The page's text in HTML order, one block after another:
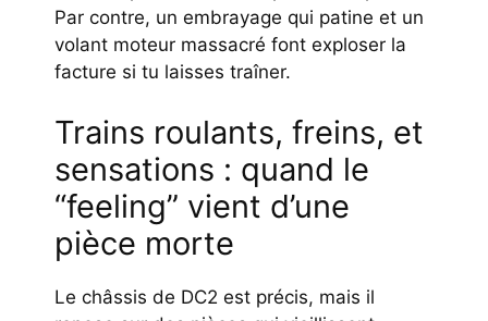
Par contre, un embrayage qui patine et un
volant moteur massacré font exploser la
facture si tu laisses traîner.
Trains roulants, freins, et
sensations : quand le
“feeling” vient d’une
pièce morte
Le châssis de DC2 est précis, mais il